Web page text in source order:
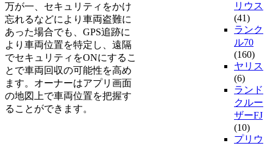
万が一、セキュリティをかけ
忘れるなどにより車両盗難に
あった場合でも、GPS追跡に
より車両位置を特定し、遠隔
でセキュリティをONにするこ
とで車両回収の可能性を高め
ます。オーナーはアプリ画面
の地図上で車両位置を把握す
ることができます。
リウス
(41)
ランク
ル70
(160)
ヤリス
(6)
ランド
クルー
ザーFJ
(10)
プリウ